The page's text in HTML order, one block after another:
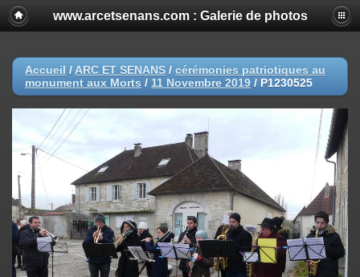
www.arcetsenans.com : Galerie de photos
Accueil / ARC ET SENANS / cérémonies patriotiques au
monument aux Morts / 11 Novembre 2019 / P1230525